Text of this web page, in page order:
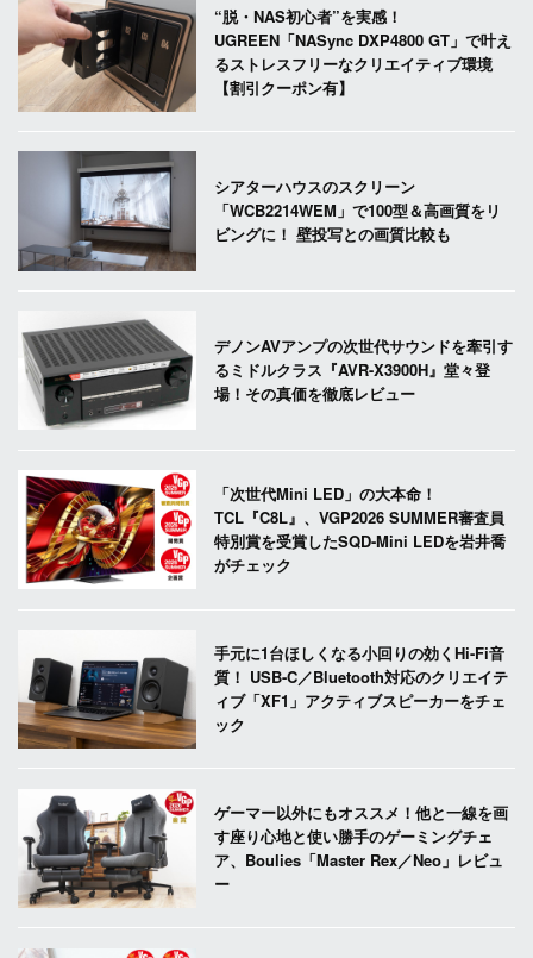
“脱・NAS初心者”を実感！
UGREEN「NASync DXP4800 GT」で叶え
るストレスフリーなクリエイティブ環境
【割引クーポン有】
シアターハウスのスクリーン
「WCB2214WEM」で100型＆高画質をリ
ビングに！ 壁投写との画質比較も
デノンAVアンプの次世代サウンドを牽引す
るミドルクラス『AVR-X3900H』堂々登
場！その真価を徹底レビュー
「次世代Mini LED」の大本命！
TCL『C8L』、VGP2026 SUMMER審査員
特別賞を受賞したSQD-Mini LEDを岩井喬
がチェック
手元に1台ほしくなる小回りの効くHi-Fi音
質！ USB-C／Bluetooth対応のクリエイテ
ィブ「XF1」アクティブスピーカーをチェ
ック
ゲーマー以外にもオススメ！他と一線を画
す座り心地と使い勝手のゲーミングチェ
ア、Boulies「Master Rex／Neo」レビュ
ー